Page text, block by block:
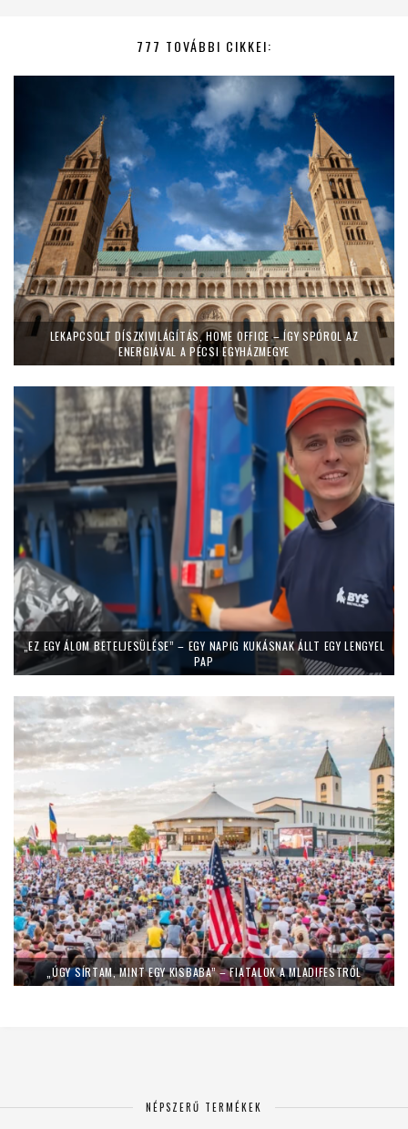
777 TOVÁBBI CIKKEI:
LEKAPCSOLT DÍSZKIVILÁGÍTÁS, HOME OFFICE – ÍGY SPÓROL AZ
ENERGIÁVAL A PÉCSI EGYHÁZMEGYE
„EZ EGY ÁLOM BETELJESÜLÉSE” – EGY NAPIG KUKÁSNAK ÁLLT EGY LENGYEL
PAP
„ÚGY SÍRTAM, MINT EGY KISBABA” – FIATALOK A MLADIFESTRŐL
NÉPSZERŰ TERMÉKEK